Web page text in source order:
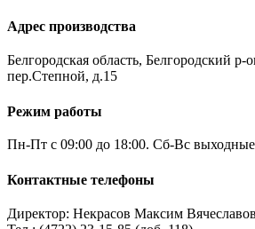
Адрес производства
Белгородская область, Белгородский р-
пер.Степной, д.15
Режим работы
Пн-Пт с 09:00 до 18:00. Сб-Вс выходные
Контактные телефоны
Директор: Некрасов Максим